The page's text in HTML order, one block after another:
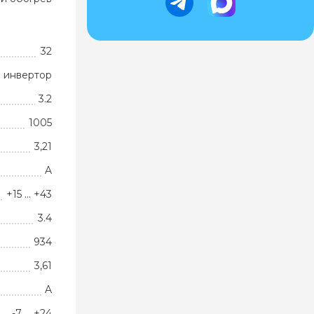
32
3.2
1005
3,21
A
+15 … +43
3.4
934
3,61
A